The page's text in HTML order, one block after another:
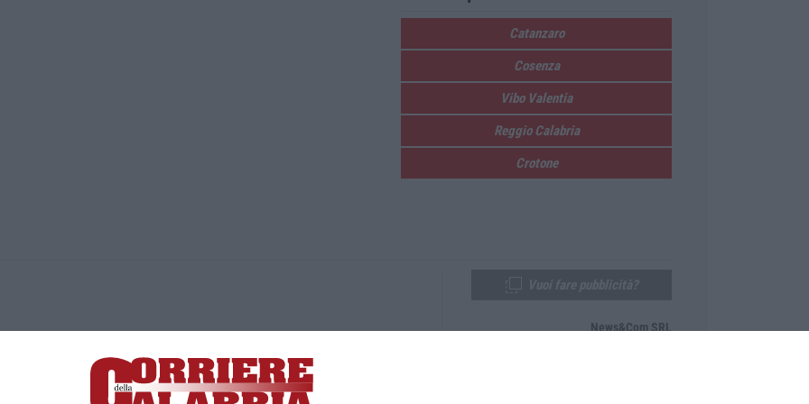
Catanzaro
Cosenza
Vibo Valentia
Reggio Calabria
Crotone
Lamezia Terme (CZ)
responsabile Paola Militano |Privacy
News&Com SRL